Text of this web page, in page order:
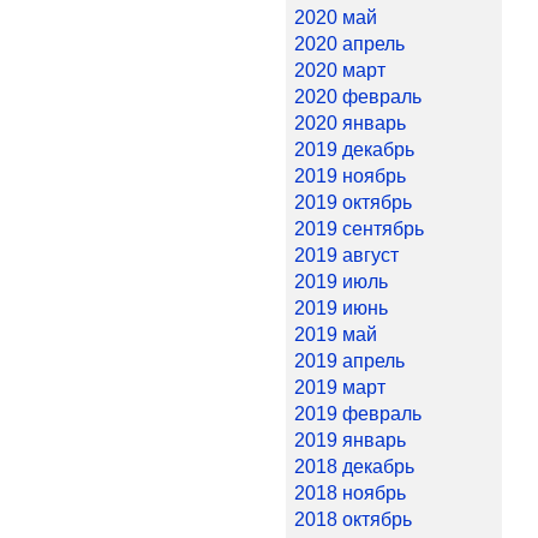
2020 май
2020 апрель
2020 март
2020 февраль
2020 январь
2019 декабрь
2019 ноябрь
2019 октябрь
2019 сентябрь
2019 август
2019 июль
2019 июнь
2019 май
2019 апрель
2019 март
2019 февраль
2019 январь
2018 декабрь
2018 ноябрь
2018 октябрь